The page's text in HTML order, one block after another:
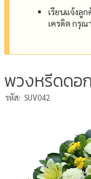
เรียนแจ้งลู
เครดิต กรุ
พวงหรีดดอ
รหัส: SUV042